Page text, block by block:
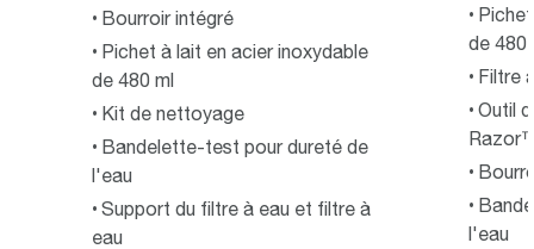
Bourroir intégré
Pichet à lait en acier inoxydable
de 480 ml
Kit de nettoyage
Bandelette-test pour dureté de
l'eau
Support du filtre à eau et filtre à
eau
de 480
Filtre
Outil
l'eau